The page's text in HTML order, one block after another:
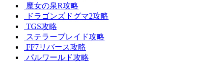
魔女の泉R攻略
ドラゴンズドグマ2攻略
TGS攻略
ステラーブレイド攻略
FF7リバース攻略
パルワールド攻略